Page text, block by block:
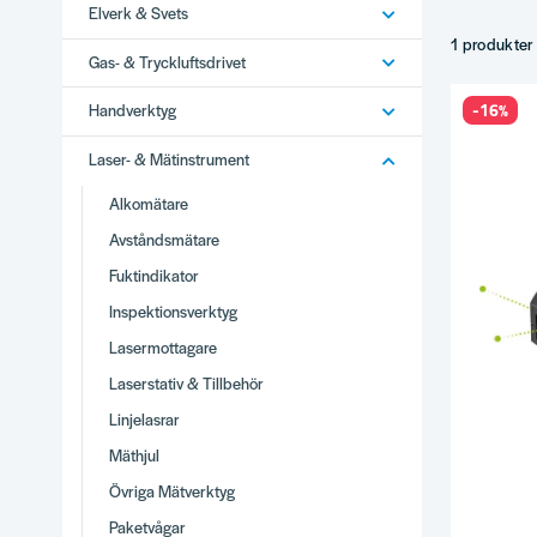
Elverk & Svets
Gas- & Tryckluftsdrivet
Handverktyg
Laser- & Mätinstrument
Alkomätare
Avståndsmätare
Fuktindikator
Inspektionsverktyg
Lasermottagare
Laserstativ & Tillbehör
Linjelasrar
Mäthjul
Övriga Mätverktyg
Paketvågar
Med
Tips
Brett
Stor
Vi
Snabb
1 produkter
-16%